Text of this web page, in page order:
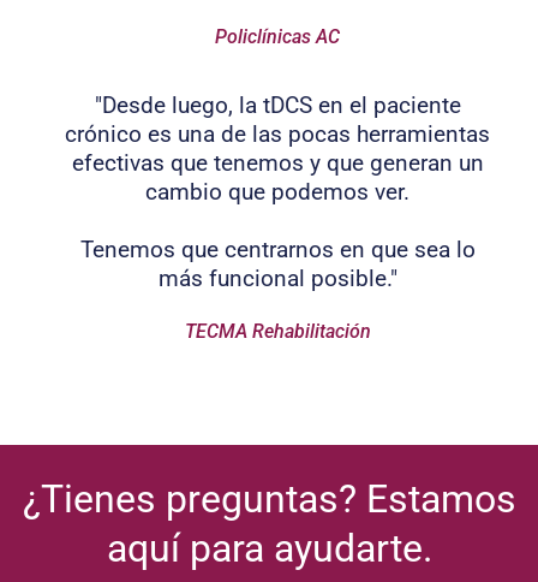
Policlínicas AC
"Desde luego, la tDCS en el paciente
crónico es una de las pocas herramientas
efectivas que tenemos y que generan un
cambio que podemos ver.
Tenemos que centrarnos en que sea lo
más funcional posible."
TECMA Rehabilitación
¿Tienes preguntas? Estamos
aquí para ayudarte.